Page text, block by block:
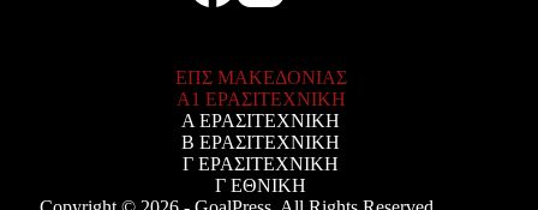
ΕΠΣ ΜΑΚΕΔΟΝΙΑΣ
Α1 ΕΡΑΣΙΤΕΧΝΙΚΗ
Α ΕΡΑΣΙΤΕΧΝΙΚΗ
Β ΕΡΑΣΙΤΕΧΝΙΚΗ
Γ ΕΡΑΣΙΤΕΧΝΙΚΗ
Γ ΕΘΝΙΚΗ